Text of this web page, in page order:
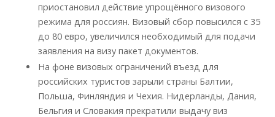
приостановил действие упрощённого визового
режима для россиян. Визовый сбор повысился с 35
до 80 евро, увеличился необходимый для подачи
заявления на визу пакет документов.
На фоне визовых ограничений въезд для
российских туристов зарыли страны Балтии,
Польша, Финляндия и Чехия. Нидерланды, Дания,
Бельгия и Словакия прекратили выдачу виз